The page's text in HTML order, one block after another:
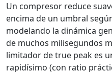
Un compresor reduce
encima de un umbral
modelando la dinámica
de muchos milisegundos
limitador de true peak es
rapidísimo (con ratio